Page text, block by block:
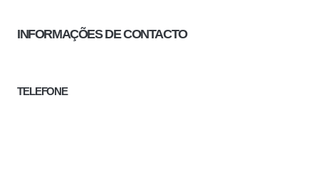
INFORMAÇÕES DE CONTACTO
TELEFONE